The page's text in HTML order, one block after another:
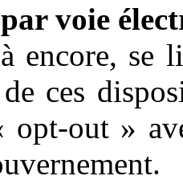
voie
encore, se
ces
opt-out »